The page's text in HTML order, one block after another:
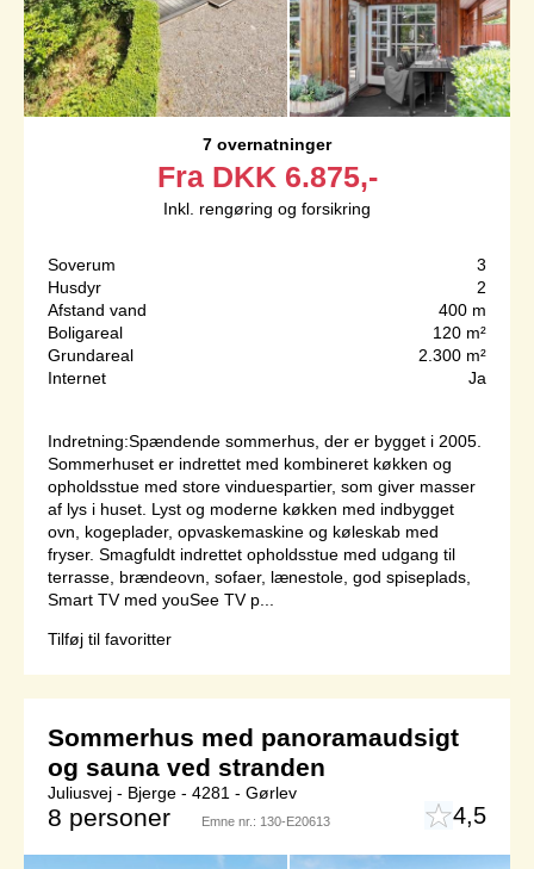
7 overnatninger
Fra DKK 6.875,-
Inkl. rengøring og forsikring
Soverum
3
Husdyr
2
Afstand vand
400 m
Boligareal
120 m²
Grundareal
2.300 m²
Internet
Ja
Indretning:Spændende sommerhus, der er bygget i 2005.
Sommerhuset er indrettet med kombineret køkken og
opholdsstue med store vinduespartier, som giver masser
af lys i huset. Lyst og moderne køkken med indbygget
ovn, kogeplader, opvaskemaskine og køleskab med
fryser. Smagfuldt indrettet opholdsstue med udgang til
terrasse, brændeovn, sofaer, lænestole, god spiseplads,
Smart TV med youSee TV p...
Tilføj til favoritter
Sommerhus med panoramaudsigt
og sauna ved stranden
Juliusvej - Bjerge - 4281 - Gørlev
8 personer Emne nr.: 130-E20613 4,5